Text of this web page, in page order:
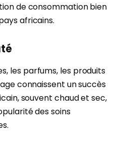
de consommation bien
africains.
les parfums, les produits
connaissent un succès
souvent chaud et sec,
des soins